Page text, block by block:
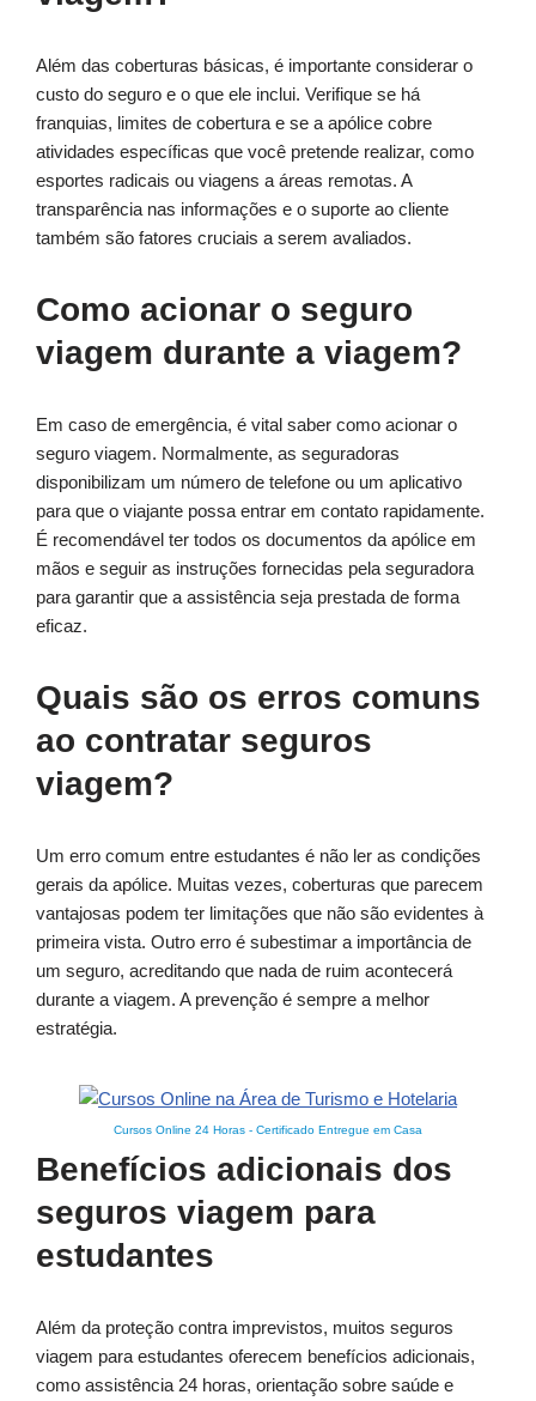
Além das coberturas básicas, é importante considerar o
custo do seguro e o que ele inclui. Verifique se há
franquias, limites de cobertura e se a apólice cobre
atividades específicas que você pretende realizar, como
esportes radicais ou viagens a áreas remotas. A
transparência nas informações e o suporte ao cliente
também são fatores cruciais a serem avaliados.
Como acionar o seguro
viagem durante a viagem?
Em caso de emergência, é vital saber como acionar o
seguro viagem. Normalmente, as seguradoras
disponibilizam um número de telefone ou um aplicativo
para que o viajante possa entrar em contato rapidamente.
É recomendável ter todos os documentos da apólice em
mãos e seguir as instruções fornecidas pela seguradora
para garantir que a assistência seja prestada de forma
eficaz.
Quais são os erros comuns
ao contratar seguros
viagem?
Um erro comum entre estudantes é não ler as condições
gerais da apólice. Muitas vezes, coberturas que parecem
vantajosas podem ter limitações que não são evidentes à
primeira vista. Outro erro é subestimar a importância de
um seguro, acreditando que nada de ruim acontecerá
durante a viagem. A prevenção é sempre a melhor
estratégia.
Cursos Online 24 Horas - Certificado Entregue em Casa
Benefícios adicionais dos
seguros viagem para
estudantes
Além da proteção contra imprevistos, muitos seguros
viagem para estudantes oferecem benefícios adicionais,
como assistência 24 horas, orientação sobre saúde e